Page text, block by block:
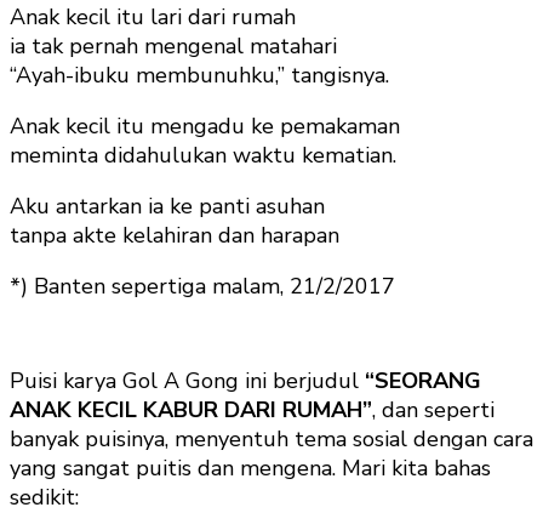
Anak kecil itu lari dari rumah
ia tak pernah mengenal matahari
“Ayah-ibuku membunuhku,” tangisnya.
Anak kecil itu mengadu ke pemakaman
meminta didahulukan waktu kematian.
Aku antarkan ia ke panti asuhan
tanpa akte kelahiran dan harapan
*) Banten sepertiga malam, 21/2/2017
Puisi karya Gol A Gong ini berjudul “SEORANG
ANAK KECIL KABUR DARI RUMAH”, dan seperti
banyak puisinya, menyentuh tema sosial dengan cara
yang sangat puitis dan mengena. Mari kita bahas
sedikit: